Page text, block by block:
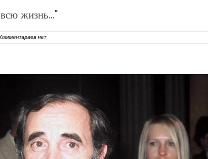
жизнь..."
нет